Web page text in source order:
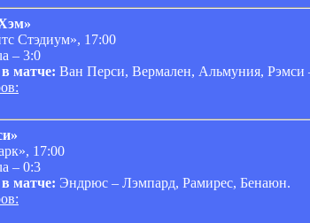
Стэдиум», 17:00
– 3:0
матче: Ван Перси, Вермален, Альмуния,
17:00
– 0:3
матче: Эндрюс – Лэмпард, Рамирес, Бенаюн.